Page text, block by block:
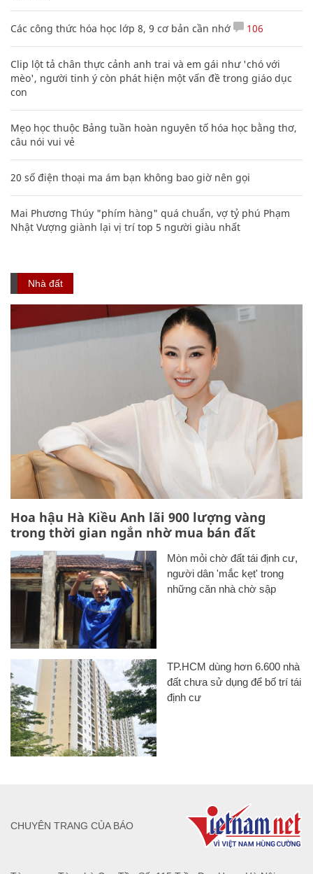
Các công thức hóa học lớp 8, 9 cơ bản cần nhớ 106
Clip lột tả chân thực cảnh anh trai và em gái như 'chó với
mèo', người tinh ý còn phát hiện một vấn đề trong giáo dục
con
Mẹo học thuộc Bảng tuần hoàn nguyên tố hóa học bằng thơ,
câu nói vui vẻ
20 số điện thoại ma ám bạn không bao giờ nên gọi
Mai Phương Thúy "phím hàng" quá chuẩn, vợ tỷ phú Phạm
Nhật Vượng giành lại vị trí top 5 người giàu nhất
Nhà đất
Hoa hậu Hà Kiều Anh lãi 900 lượng vàng
trong thời gian ngắn nhờ mua bán đất
Mòn mỏi chờ đất tái định cư,
người dân 'mắc kẹt' trong
những căn nhà chờ sập
TP.HCM dùng hơn 6.600 nhà
đất chưa sử dụng để bố trí tái
định cư
CHUYÊN TRANG CỦA BÁO